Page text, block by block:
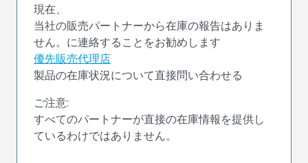
現在、
当社の販売パートナーから在庫の報告はありま
せん。に連絡することをお勧めします
優先販売代理店
製品の在庫状況について直接問い合わせる
ご注意:
すべてのパートナーが直接の在庫情報を提供し
ているわけではありません。